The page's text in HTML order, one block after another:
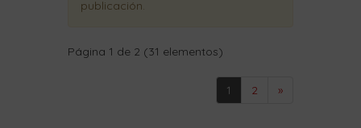
publicación.
Página 1 de 2 (31 elementos)
1 2 »